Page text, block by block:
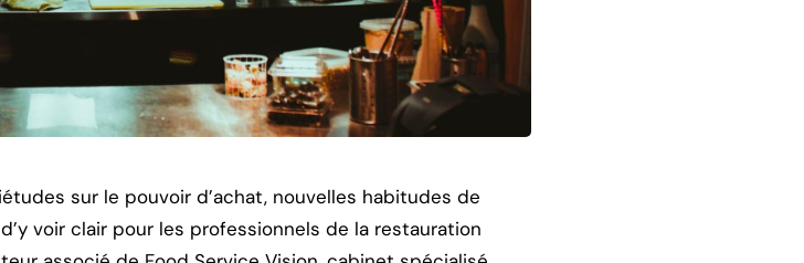
sur le pouvoir d’achat, nouvelles habitudes de
voir clair pour les professionnels de la restauration